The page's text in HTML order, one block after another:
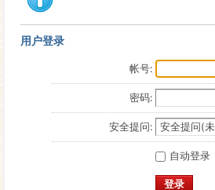
用户登录
帐号:
密码:
安全提问:
自动登录
登录